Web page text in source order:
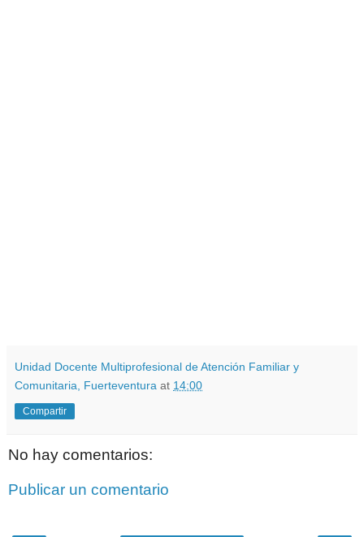
Unidad Docente Multiprofesional de Atención Familiar y
Comunitaria, Fuerteventura at 14:00
Compartir
No hay comentarios:
Publicar un comentario